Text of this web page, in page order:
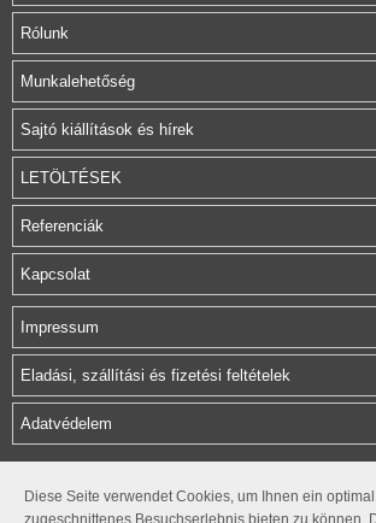
Diese Seite verwendet Cookies, um Ihnen ein
zugeschnittenes Besuchserlebnis bieten zu können.
Rólunk
Munkalehetőség
Sajtó kiállítások és hírek
LETÖLTÉSEK
Referenciák
Kapcsolat
Impressum
Eladási, szállítási és fizetési feltételek
Adatvédelem